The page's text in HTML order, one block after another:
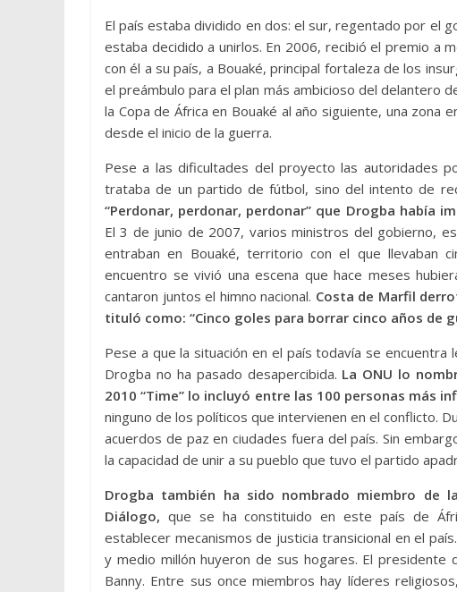
El país estaba dividido en dos: el sur, regentado por el
estaba decidido a unirlos. En 2006, recibió el premio a
con él a su país, a Bouaké, principal fortaleza de los
el preámbulo para el plan más ambicioso del delantero
la Copa de África en Bouaké al año siguiente, una zona
desde el inicio de la guerra.
Pese a las dificultades del proyecto las autoridades
trataba de un partido de fútbol, sino del intento de
“Perdonar, perdonar, perdonar” que Drogba había
El 3 de junio de 2007, varios ministros del gobierno,
entraban en Bouaké, territorio con el que llevaban
encuentro se vivió una escena que hace meses
cantaron juntos el himno nacional. Costa de Marfil
tituló como: “Cinco goles para borrar cinco años de
Pese a que la situación en el país todavía se
Drogba no ha pasado desapercibida. La ONU lo
2010 “Time” lo incluyó entre las 100 personas más
ninguno de los políticos que intervienen en el conflicto.
acuerdos de paz en ciudades fuera del país. Sin
la capacidad de unir a su pueblo que tuvo el partido
Drogba también ha sido nombrado miembro de
Diálogo, que se ha constituido en este país de
establecer mecanismos de justicia transicional en el
y medio millón huyeron de sus hogares. El
Banny. Entre sus once miembros hay líderes